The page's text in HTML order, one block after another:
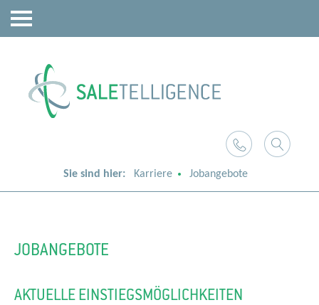
Sie sind hier: Karriere Jobangebote
JOBANGEBOTE
AKTUELLE EINSTIEGSMÖGLICHKEITEN